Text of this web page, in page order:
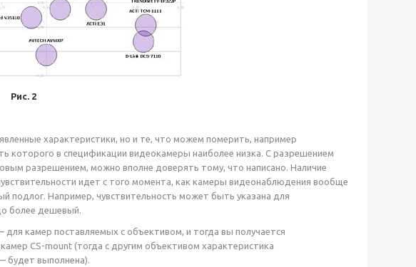
Рис. 2
характеристики, но и те, что можем померить, например
которого в спецификации видеокамеры наиболее низка. С разрешением
разрешением, можно вполне доверять тому, что написано. Наличие
идет с того момента, как камеры видеонаблюдения вообще
подлог. Например, чувствительность может быть указана для
более дешевый.
камер поставляемых с объективом, и тогда вы получается
CS-mount (тогда с другим объективом характеристика
будет выполнена).